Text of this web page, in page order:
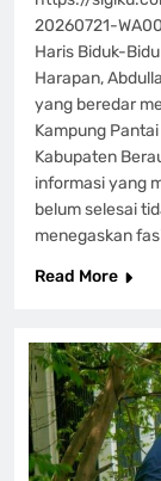
20260721-
Haris Biduk-
Harapan,
yang beredar
Kampung
Kabupaten
informasi yang
belum selesai
menegaskan
Read More